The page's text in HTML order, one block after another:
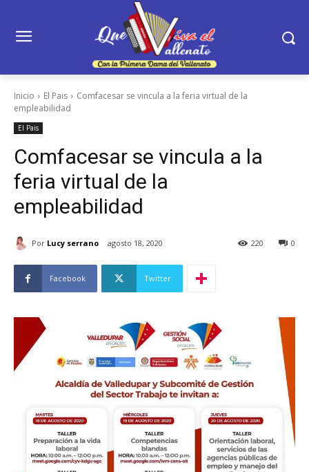
Inicio El Pais
Comfacesar se vincula a la feria virtual de la
empleabilidad
El Pais
Comfacesar se vincula a la
feria virtual de la
empleabilidad
Por Lucy serrano agosto 18, 2020 0
220
Facebook Twitter